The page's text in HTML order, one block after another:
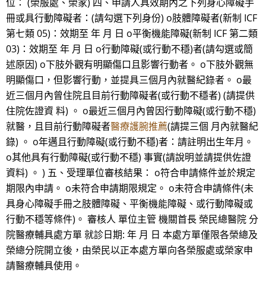
冊或具行動障礙者：(請勾選下列身份) o肢體障礙者(新制 ICF
第七類 05)：效期至 年 月 日 o平衡機能障礙(新制 ICF 第二類
03)：效期至 年 月 日 o行動障礙(或行動不穩)者(請勾選或簡
述原因) o下肢外觀有明顯傷口且影響行動者。 o下肢外觀無
明顯傷口，但影響行動，並提具三個月內就醫紀錄者。 o最
近三個月內曾住院且目前行動障礙者(或行動不穩者) (請提供
住院佐證資 料) 。 o最近三個月內曾因行動障礙(或行動不穩)
就醫，且目前行動障礙者醫療護腕推薦(請提三個 月內就醫紀
錄) 。 o年邁且行動障礙(或行動不穩)者：請註明出生年月。
o其他具有行動障礙(或行動不穩) 事實(請說明並請提供佐證
資料) 。 ) 五、受理單位審核結果： o符合申請條件並於規定
期限內申請。 o未符合申請期限規定。 o未符合申請條件(未
具身心障礙手冊之肢體障礙、平衡機能障礙、或行動障礙或
行動不穩等條件)。 審核人 單位主管 機關首長 榮民總醫院 分
院醫療輔具處方單 就診日期: 年 月 日 本處方單僅限各榮總及
榮總分院開立後，由榮民以正本處方單向各榮服處或榮家申
請醫療輔具使用。